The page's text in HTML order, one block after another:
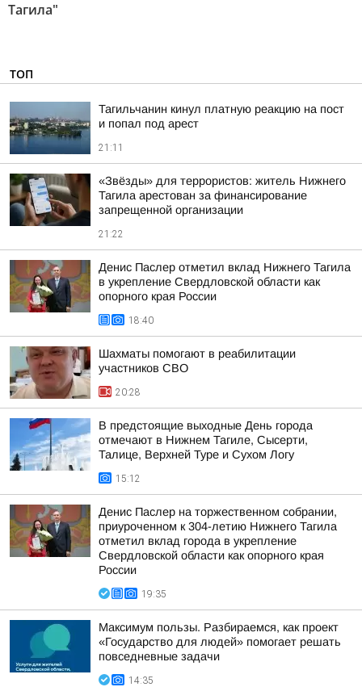
Тагила"
ТОП
Тагильчанин кинул платную реакцию на пост
и попал под арест
21:11
«Звёзды» для террористов: житель Нижнего
Тагила арестован за финансирование
запрещенной организации
21:22
Денис Паслер отметил вклад Нижнего Тагила
в укрепление Свердловской области как
опорного края России
18:40
Шахматы помогают в реабилитации
участников СВО
20:28
В предстоящие выходные День города
отмечают в Нижнем Тагиле, Сысерти,
Талице, Верхней Туре и Сухом Логу
15:12
Денис Паслер на торжественном собрании,
приуроченном к 304-летию Нижнего Тагила
отметил вклад города в укрепление
Свердловской области как опорного края
России
19:35
Максимум пользы. Разбираемся, как проект
«Государство для людей» помогает решать
повседневные задачи
14:35